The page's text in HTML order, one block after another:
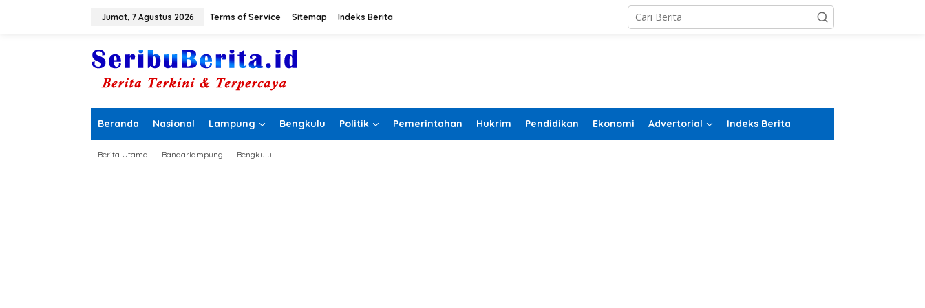
Jumat, 7 Agustus 2026 Terms of Service Sitemap Indeks Berita
Beranda Nasional Lampung Bengkulu Politik Pemerintahan Hukrim Pendidikan Ekonomi Advertorial Indeks Berita
Berita Utama Bandarlampung Bengkulu